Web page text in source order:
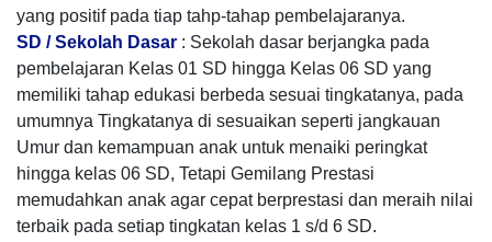
yang positif pada tiap tahp-tahap pembelajaranya.
SD / Sekolah Dasar : Sekolah dasar berjangka pada
pembelajaran Kelas 01 SD hingga Kelas 06 SD yang
memiliki tahap edukasi berbeda sesuai tingkatanya, pada
umumnya Tingkatanya di sesuaikan seperti jangkauan
Umur dan kemampuan anak untuk menaiki peringkat
hingga kelas 06 SD, Tetapi Gemilang Prestasi
memudahkan anak agar cepat berprestasi dan meraih nilai
terbaik pada setiap tingkatan kelas 1 s/d 6 SD.